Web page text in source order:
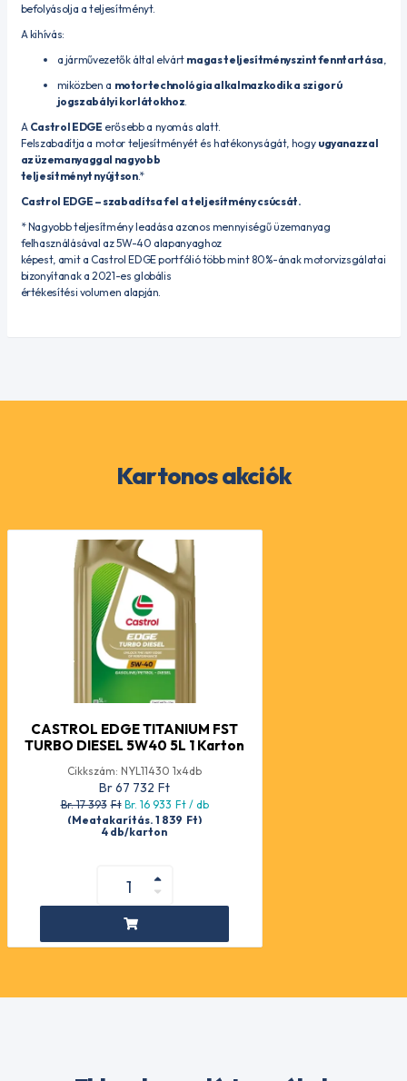
befolyásolja a teljesítményt.
A kihívás:
a járművezetők által elvárt magas teljesítményszint fenntartása,
miközben a motortechnológia alkalmazkodik a szigorú
jogszabályi korlátokhoz.
A Castrol EDGE erősebb a nyomás alatt.
Felszabadítja a motor teljesítményét és hatékonyságát, hogy ugyanazzal
az üzemanyaggal nagyobb
teljesítményt nyújtson.*
Castrol EDGE – szabadítsa fel a teljesítmény csúcsát.
* Nagyobb teljesítmény leadása azonos mennyiségű üzemanyag
felhasználásával az 5W-40 alapanyaghoz
képest, amit a Castrol EDGE portfólió több mint 80%-ának motorvizsgálatai
bizonyítanak a 2021-es globális
értékesítési volumen alapján.
Kartonos akciók
CASTROL EDGE TITANIUM FST
TURBO DIESEL 5W40 5L 1 Karton
Cikkszám: NYL11430 1x4db
Br 67 732 Ft
Br. 17 393 Ft Br. 16 933 Ft/ db
(Megtakarítás. 1 839 Ft)
4 db/karton